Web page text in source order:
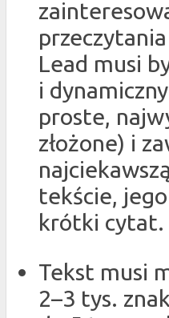
Lead musi
i
proste,
złożone) i
tekście,
krótki cytat.
Tekst musi
2–3 tys.